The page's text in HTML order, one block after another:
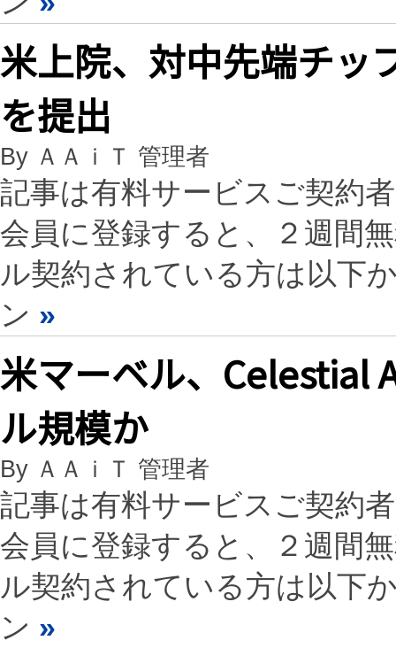
米上院、対中先端チッ
を提出
By ＡＡｉＴ 管理者
記事は有料サービスご契約
会員に登録すると、２週間
ル契約されている方は以下
ン »
米マーベル、
ル規模か
By ＡＡｉＴ 管理者
記事は有料サービスご契約
会員に登録すると、２週間
ル契約されている方は以下
ン »